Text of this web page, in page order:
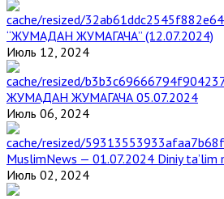
“ЖУМАДАН ЖУМАГАЧА” (12.07.2024)
Июль 12, 2024
ЖУМАДАН ЖУМАГАЧА 05.07.2024
Июль 06, 2024
MuslimNews — 01.07.2024 Diniy ta’lim
Июль 02, 2024